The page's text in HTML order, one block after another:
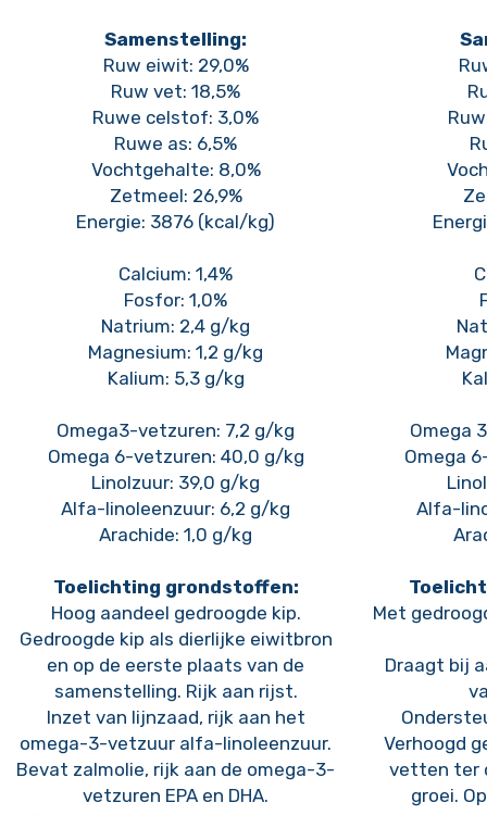
Samenstelling:
Ruw eiwit: 29,0%
Ruw vet: 18,5%
Ruwe celstof: 3,0%
Ruwe as: 6,5%
Vochtgehalte: 8,0%
Zetmeel: 26,9%
Energie: 3876 (kcal/kg)
Calcium: 1,4%
Fosfor: 1,0%
Natrium: 2,4 g/kg
Magnesium: 1,2 g/kg
Kalium: 5,3 g/kg
Omega3-vetzuren: 7,2 g/kg
Omega 6-vetzuren: 40,0 g/kg
Linolzuur: 39,0 g/kg
Alfa-linoleenzuur: 6,2 g/kg
Arachide: 1,0 g/kg
Toelichting grondstoffen:
Hoog aandeel gedroogde kip.
Gedroogde kip als dierlijke eiwitbron
en op de eerste plaats van de
samenstelling. Rijk aan rijst.
Inzet van lijnzaad, rijk aan het
omega-3-vetzuur alfa-linoleenzuur.
Bevat zalmolie, rijk aan de omega-3-
vetzuren EPA en DHA.
Omega
Omega
Alfa-
Met
Draagt bij
Verhoogd
vetten ter
groei.